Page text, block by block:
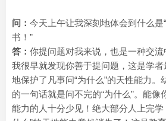
问： 今天上午让我深刻地体会到什么是
书！”
答： 你提问题对我来说，也是一种交流
我很早就发现你善于提问题，这是学
地保护了凡事问“为什么”的天性能力。
的一句话就是问不完的“为什么”。能像
能力的人十分少见！绝大部分人上完学